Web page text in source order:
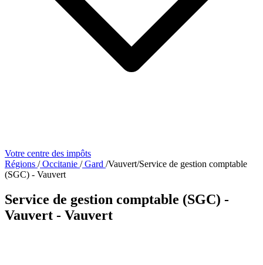
Votre centre des impôts
Régions /Occitanie /Gard /Vauvert/Service de gestion comptable
(SGC) - Vauvert
Service de gestion comptable (SGC) -
Vauvert - Vauvert